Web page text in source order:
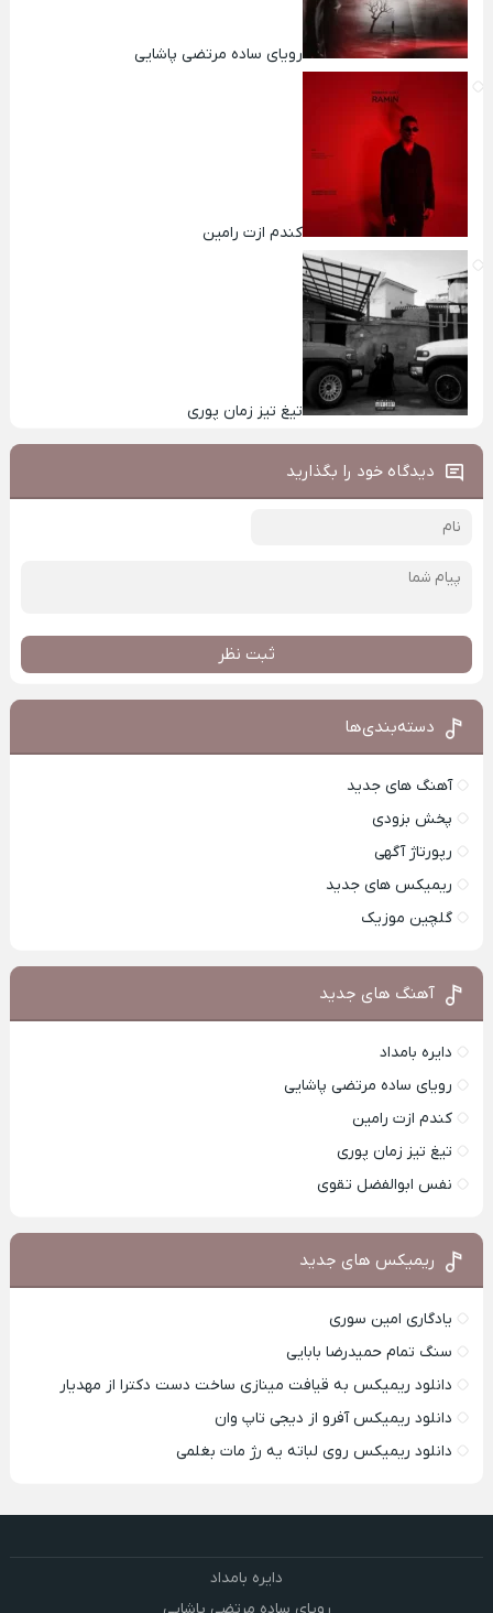
رویای ساده مرتضی پاشایی
کندم ازت رامین
تیغ تیز زمان پوری
دیدگاه خود را بگذارید
ثبت نظر
دسته‌بندی‌ها
آهنگ های جدید
پخش بزودی
رپورتاژ آگهی
ریمیکس های جدید
گلچین موزیک
آهنگ های جدید
دایره بامداد
رویای ساده مرتضی پاشایی
کندم ازت رامین
تیغ تیز زمان پوری
نفس ابوالفضل تقوی
ریمیکس های جدید
یادگاری امین سوری
سنگ تمام حمیدرضا بابایی
دانلود ریمیکس به قیافت مینازی ساخت دست دکترا از مهدیار
دانلود ریمیکس آفرو از ديجی تاپ وان
دانلود ریمیکس روی لباته یه رژ مات بغلمی
دایره بامداد